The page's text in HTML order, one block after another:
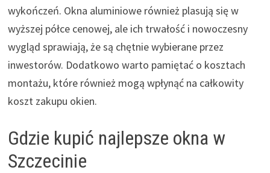
wykończeń. Okna aluminiowe również plasują się w
wyższej półce cenowej, ale ich trwałość i nowoczesny
wygląd sprawiają, że są chętnie wybierane przez
inwestorów. Dodatkowo warto pamiętać o kosztach
montażu, które również mogą wpłynąć na całkowity
koszt zakupu okien.
Gdzie kupić najlepsze okna w
Szczecinie